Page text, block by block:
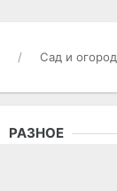
Сад и огород
РАЗНОЕ